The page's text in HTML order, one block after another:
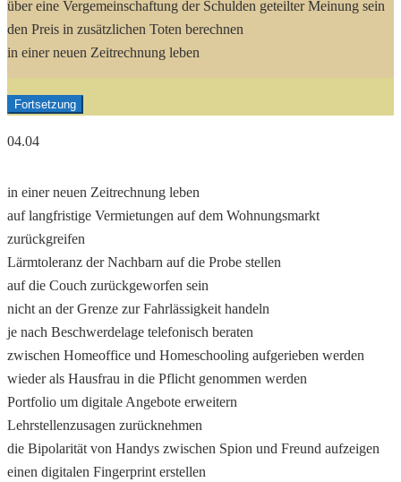
über eine Vergemeinschaftung der Schulden geteilter Meinung sein
den Preis in zusätzlichen Toten berechnen
in einer neuen Zeitrechnung leben
Fortsetzung
04.04
in einer neuen Zeitrechnung leben
auf langfristige Vermietungen auf dem Wohnungsmarkt
zurückgreifen
Lärmtoleranz der Nachbarn auf die Probe stellen
auf die Couch zurückgeworfen sein
nicht an der Grenze zur Fahrlässigkeit handeln
je nach Beschwerdelage telefonisch beraten
zwischen Homeoffice und Homeschooling aufgerieben werden
wieder als Hausfrau in die Pflicht genommen werden
Portfolio um digitale Angebote erweitern
Lehrstellenzusagen zurücknehmen
die Bipolarität von Handys zwischen Spion und Freund aufzeigen
einen digitalen Fingerprint erstellen